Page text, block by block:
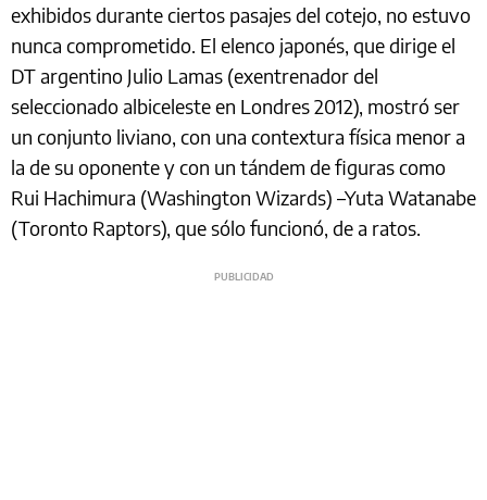
exhibidos durante ciertos pasajes del cotejo, no estuvo
nunca comprometido. El elenco japonés, que dirige el
DT argentino Julio Lamas (exentrenador del
seleccionado albiceleste en Londres 2012), mostró ser
un conjunto liviano, con una contextura física menor a
la de su oponente y con un tándem de figuras como
Rui Hachimura (Washington Wizards) –Yuta Watanabe
(Toronto Raptors), que sólo funcionó, de a ratos.